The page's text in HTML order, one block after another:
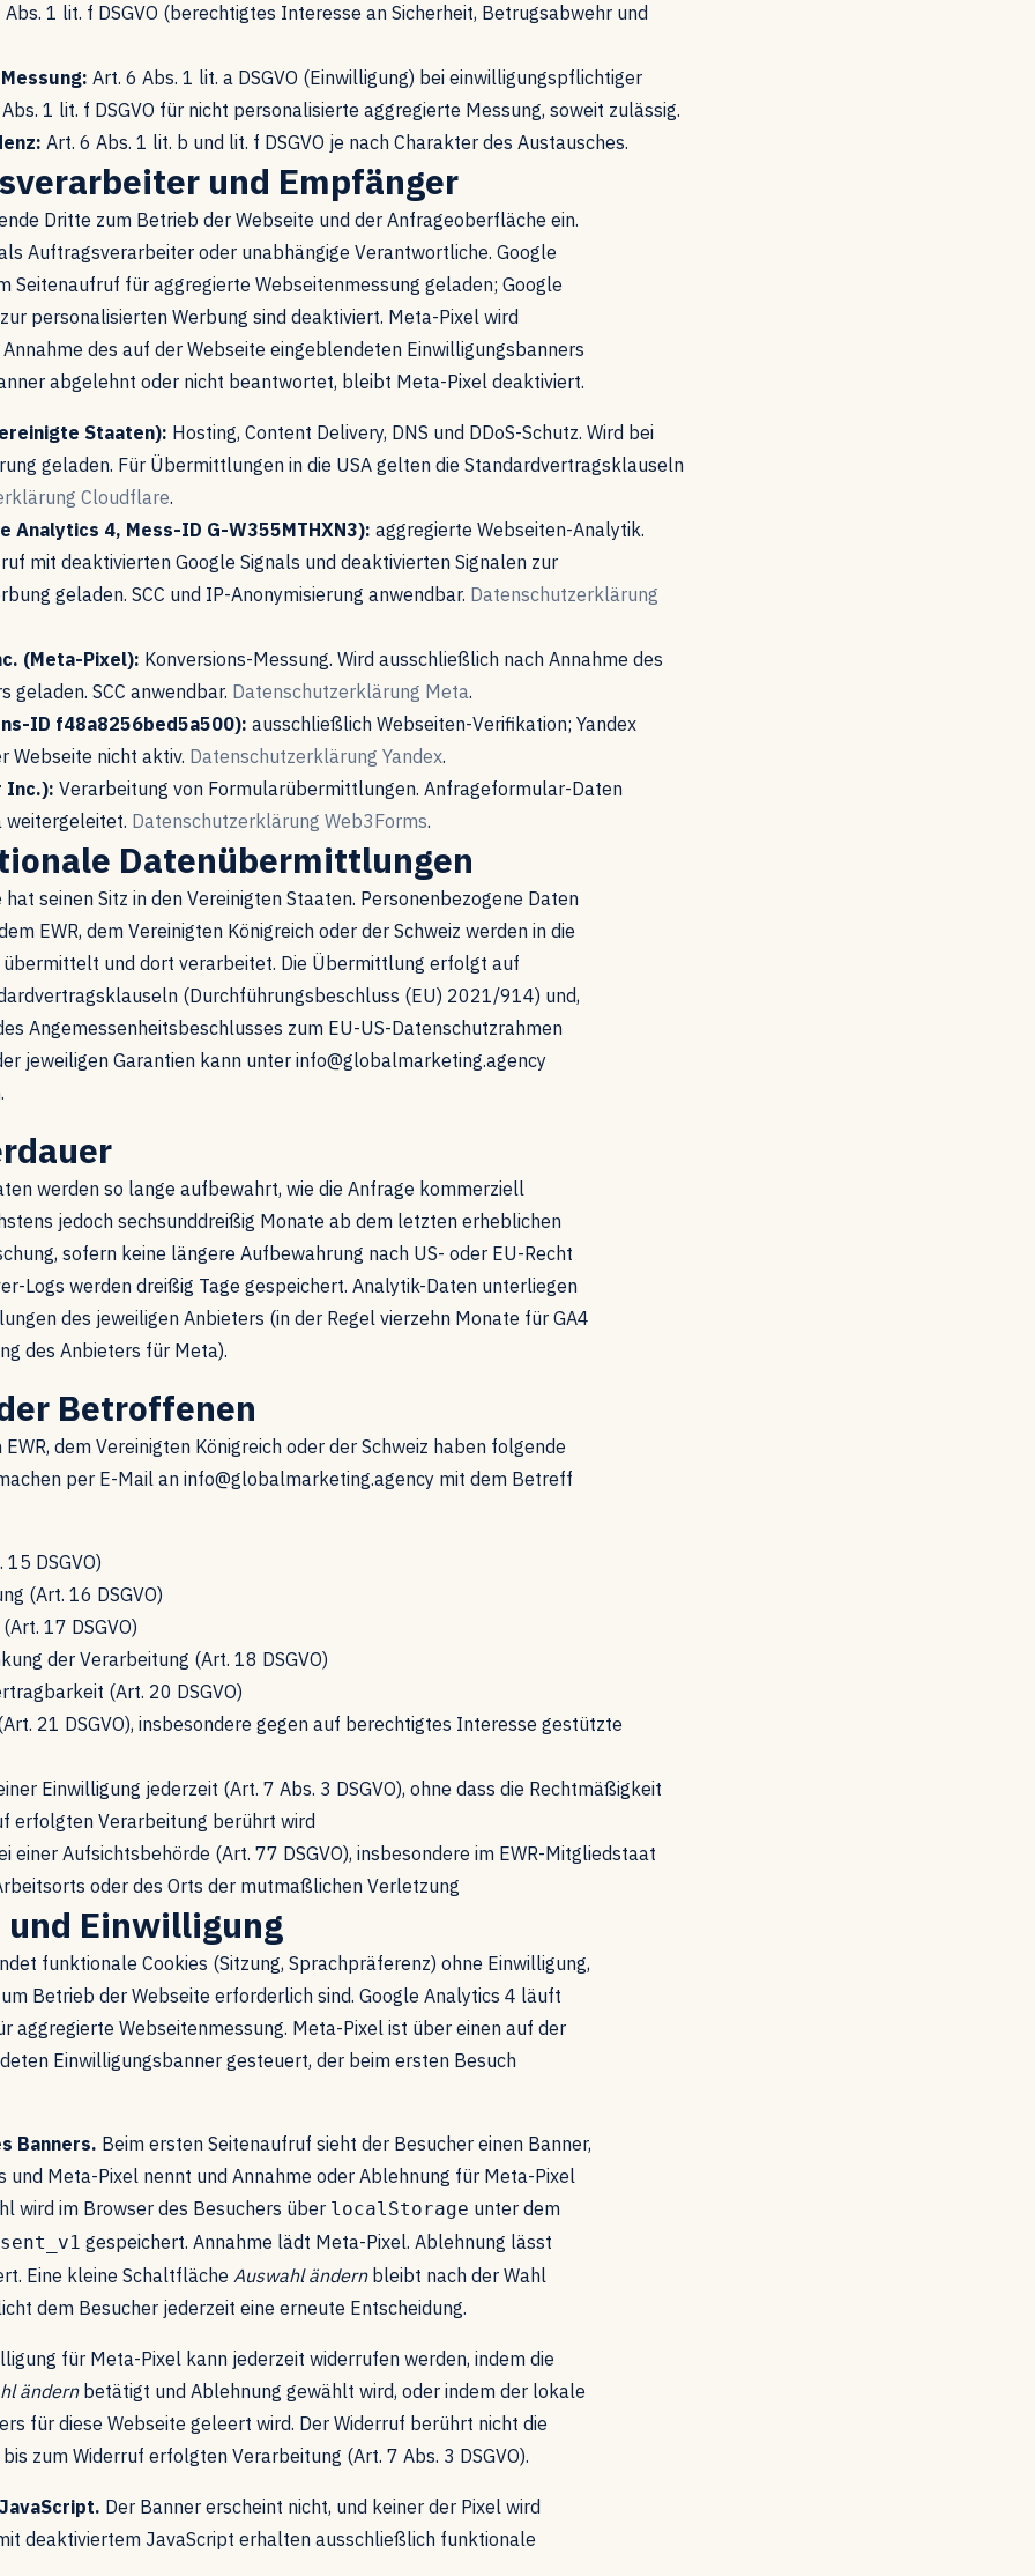
1 lit. f DSGVO (berechtigtes Interesse an Sicherheit, Betrugsabwehr und
Art. 6 Abs. 1 lit. a DSGVO (Einwilligung) bei einwilligungspflichtiger
1 lit. f DSGVO für nicht personalisierte aggregierte Messung, soweit zulässig.
Art. 6 Abs. 1 lit. b und lit. f DSGVO je nach Charakter des Austausches.
und Empfänger
Dritte zum Betrieb der Webseite und der Anfrageoberfläche ein.
Auftragsverarbeiter oder unabhängige Verantwortliche. Google
Seitenaufruf für aggregierte Webseitenmessung geladen; Google
personalisierten Werbung sind deaktiviert. Meta-Pixel wird
des auf der Webseite eingeblendeten Einwilligungsbanners
abgelehnt oder nicht beantwortet, bleibt Meta-Pixel deaktiviert.
Staaten): Hosting, Content Delivery, DNS und DDoS-Schutz. Wird bei
geladen. Für Übermittlungen in die USA gelten die Standardvertragsklauseln
Cloudflare.
Analytics 4, Mess-ID G-W355MTHXN3): aggregierte Webseiten-Analytik.
mit deaktivierten Google Signals und deaktivierten Signalen zur
geladen. SCC und IP-Anonymisierung anwendbar. Datenschutzerklärung
(Meta-Pixel): Konversions-Messung. Wird ausschließlich nach Annahme des
geladen. SCC anwendbar. Datenschutzerklärung Meta.
ID f48a8256bed5a500): ausschließlich Webseiten-Verifikation; Yandex
Webseite nicht aktiv. Datenschutzerklärung Yandex.
Inc.): Verarbeitung von Formularübermittlungen. Anfrageformular-Daten
weitergeleitet. Datenschutzerklärung Web3Forms.
Datenübermittlungen
seinen Sitz in den Vereinigten Staaten. Personenbezogene Daten
EWR, dem Vereinigten Königreich oder der Schweiz werden in die
übermittelt und dort verarbeitet. Die Übermittlung erfolgt auf
(Durchführungsbeschluss (EU) 2021/914) und,
Angemessenheitsbeschlusses zum EU-US-Datenschutzrahmen
jeweiligen Garantien kann unter info@globalmarketing.agency
werden so lange aufbewahrt, wie die Anfrage kommerziell
jedoch sechsunddreißig Monate ab dem letzten erheblichen
sofern keine längere Aufbewahrung nach US- oder EU-Recht
Logs werden dreißig Tage gespeichert. Analytik-Daten unterliegen
des jeweiligen Anbieters (in der Regel vierzehn Monate für GA4
des Anbieters für Meta).
Betroffenen
dem Vereinigten Königreich oder der Schweiz haben folgende
per E-Mail an info@globalmarketing.agency mit dem Betreff
DSGVO)
(Art. 16 DSGVO)
17 DSGVO)
der Verarbeitung (Art. 18 DSGVO)
(Art. 20 DSGVO)
21 DSGVO), insbesondere gegen auf berechtigtes Interesse gestützte
Einwilligung jederzeit (Art. 7 Abs. 3 DSGVO), ohne dass die Rechtmäßigkeit
erfolgten Verarbeitung berührt wird
einer Aufsichtsbehörde (Art. 77 DSGVO), insbesondere im EWR-Mitgliedstaat
oder des Orts der mutmaßlichen Verletzung
und Einwilligung
funktionale Cookies (Sitzung, Sprachpräferenz) ohne Einwilligung,
Betrieb der Webseite erforderlich sind. Google Analytics 4 läuft
aggregierte Webseitenmessung. Meta-Pixel ist über einen auf der
Einwilligungsbanner gesteuert, der beim ersten Besuch
Banners. Beim ersten Seitenaufruf sieht der Besucher einen Banner,
und Meta-Pixel nennt und Annahme oder Ablehnung für Meta-Pixel
wird im Browser des Besuchers über localStorage unter dem
gespeichert. Annahme lädt Meta-Pixel. Ablehnung lässt
Eine kleine Schaltfläche Auswahl ändernbleibt nach der Wahl
dem Besucher jederzeit eine erneute Entscheidung.
für Meta-Pixel kann jederzeit widerrufen werden, indem die
ändernbetätigt und Ablehnung gewählt wird, oder indem der lokale
für diese Webseite geleert wird. Der Widerruf berührt nicht die
zum Widerruf erfolgten Verarbeitung (Art. 7 Abs. 3 DSGVO).
Der Banner erscheint nicht, und keiner der Pixel wird
deaktiviertem JavaScript erhalten ausschließlich funktionale